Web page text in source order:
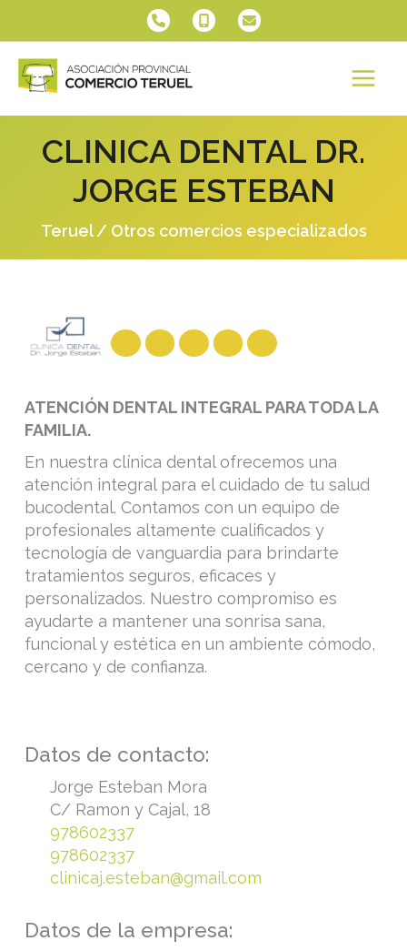
contenido
CLINICA DENTAL DR.
JORGE ESTEBAN
Teruel/ Otros comercios especializados
ATENCIÓN DENTAL INTEGRAL PARA TODA LA
FAMILIA.
En nuestra clínica dental ofrecemos una
atención integral para el cuidado de tu salud
bucodental. Contamos con un equipo de
profesionales altamente cualificados y
tecnología de vanguardia para brindarte
tratamientos seguros, eficaces y
personalizados. Nuestro compromiso es
ayudarte a mantener una sonrisa sana,
funcional y estética en un ambiente cómodo,
cercano y de confianza.
Datos de contacto:
Jorge Esteban Mora
C/ Ramon y Cajal, 18
978602337
978602337
clinicaj.esteban@gmail.com
Datos de la empresa: